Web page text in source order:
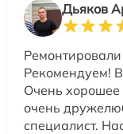
Дьяков
Ремонтировали
Рекомендуем!
Очень
очень
специалист.